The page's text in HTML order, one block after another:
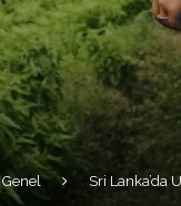
Genel Sri Lanka’da